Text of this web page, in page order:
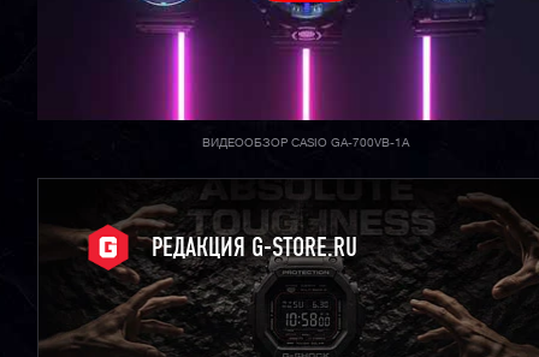
ВИДЕООБЗОР CASIO GA-700VB-1A
РЕДАКЦИЯ G-STORE.RU